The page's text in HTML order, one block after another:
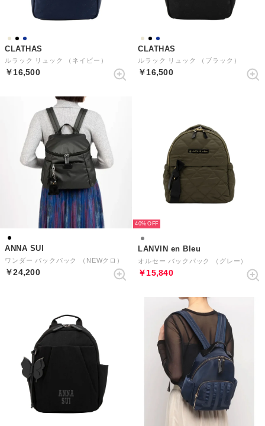
CLATHAS
ルラック リュック （ネイビー）
￥16,500
CLATHAS
ルラック リュック （ブラック）
￥16,500
ANNA SUI
ワンダー バックパック （NEWクロ）
￥24,200
40%
LANVIN en Bleu
オルセー バックパック （グレー）
￥15,840